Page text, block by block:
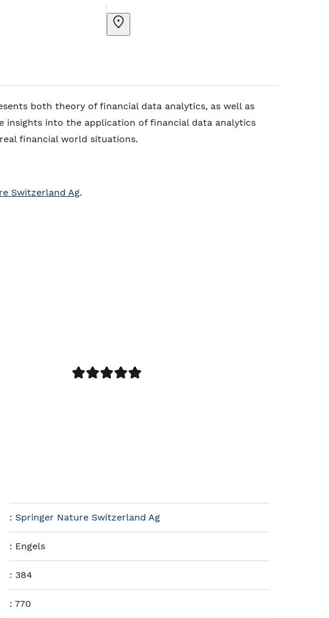
both theory of financial data analytics, as well as
insights into the application of financial data analytics
financial world situations.
Switzerland Ag.
: Springer Nature Switzerland Ag
: Engels
:384
:770